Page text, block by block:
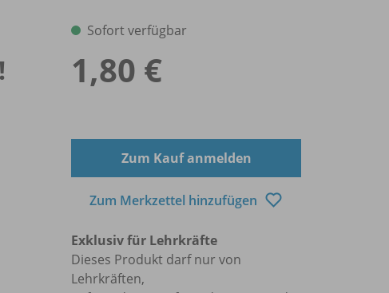
Sofort verfügbar
1,80 €
Zum Kauf anmelden
Zum Merkzettel hinzufügen
Exklusiv für Lehrkräfte
Dieses Produkt darf nur von
Lehrkräften,